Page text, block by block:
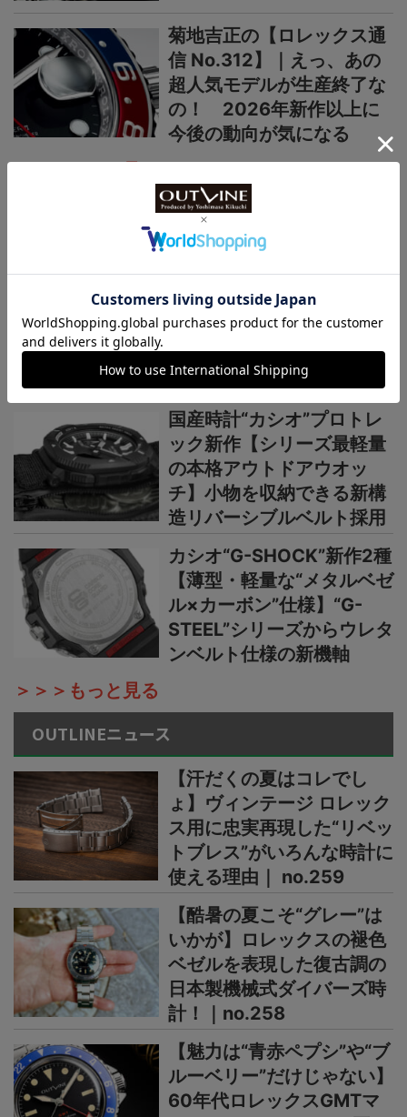
菊地吉正の【ロレックス通
信 No.312】｜えっ、あの
超人気モデルが生産終了な
の！ 2026年新作以上に
今後の動向が気になる
カシオ“G-SHOCK”新作
×ブラウン”で3機種】黄金
の地平線をテーマにし
た“MASTER OF G”ニュー
カラーシリーズ
国産時計“カシオ”プロトレ
ック新作【シリーズ最軽量
の本格アウトドアウオッ
チ】小物を収納できる新構
造リバーシブルベルト採用
カシオ“G-SHOCK”新作2種
【薄型・軽量な“メタルベゼ
ル×カーボン”仕様】“G-
STEEL”シリーズからウレタ
ンベルト仕様の新機軸
＞＞＞もっと見る
OUTLINEニュース
【汗だくの夏はコレでし
ょ】ヴィンテージ ロレック
ス用に忠実再現した“リベッ
トブレス”がいろんな時計に
使える理由｜ no.259
【酷暑の夏こそ“グレー”は
いかが】ロレックスの褪色
ベゼルを表現した復古調の
日本製機械式ダイバーズ時
計！｜no.258
【魅力は“青赤ペプシ”や“ブ
ルーベリー”だけじゃない】
60年代ロレックスGMTマ